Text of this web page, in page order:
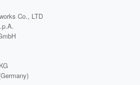
Co., LTD